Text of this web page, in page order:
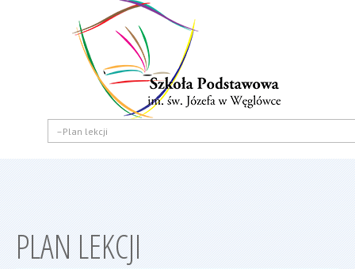
PLAN LEKCJI